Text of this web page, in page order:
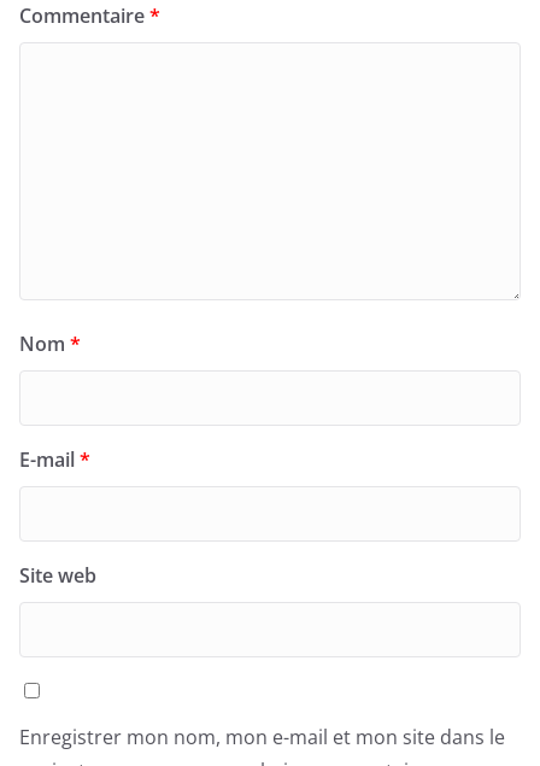
Commentaire*
Nom *
E-mail*
Site web
Enregistrer mon nom, mon e-mail et mon site dans le